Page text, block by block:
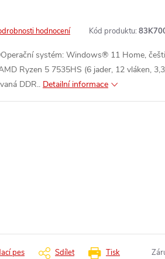
hodnocení Kód produktu:
systém: Windows® 11 Home,
Ryzen 5 7535HS (6 jader, 12 vláken,
DDR.. Detailní informace
Tisk
pes Sdílet